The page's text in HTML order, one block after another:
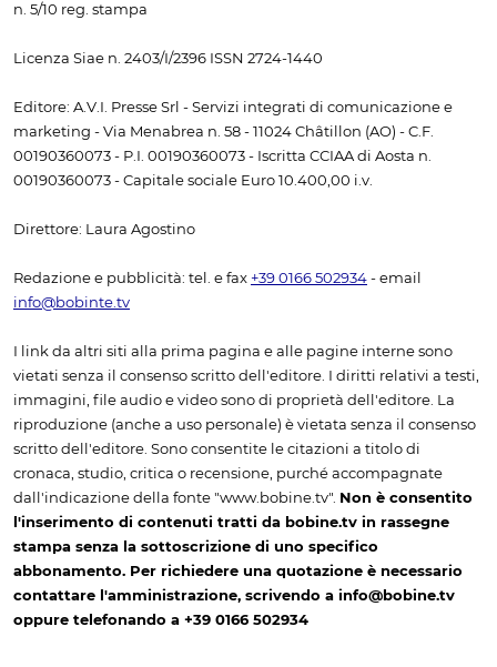
n. 5/10 reg. stampa
Licenza Siae n. 2403/I/2396 ISSN 2724-1440
Editore: A.V.I. Presse Srl - Servizi integrati di comunicazione e
marketing - Via Menabrea n. 58 - 11024 Châtillon (AO) - C.F.
00190360073 - P.I. 00190360073 - Iscritta CCIAA di Aosta n.
00190360073 - Capitale sociale Euro 10.400,00 i.v.
Direttore: Laura Agostino
Redazione e pubblicità: tel. e fax +39 0166 502934 - email
info@bobinte.tv
I link da altri siti alla prima pagina e alle pagine interne sono
vietati senza il consenso scritto dell'editore. I diritti relativi a testi,
immagini, file audio e video sono di proprietà dell'editore. La
riproduzione (anche a uso personale) è vietata senza il consenso
scritto dell'editore. Sono consentite le citazioni a titolo di
cronaca, studio, critica o recensione, purché accompagnate
dall'indicazione della fonte "www.bobine.tv". Non è consentito
l'inserimento di contenuti tratti da bobine.tv in rassegne
stampa senza la sottoscrizione di uno specifico
abbonamento. Per richiedere una quotazione è necessario
contattare l'amministrazione, scrivendo a info@bobine.tv
oppure telefonando a +39 0166 502934